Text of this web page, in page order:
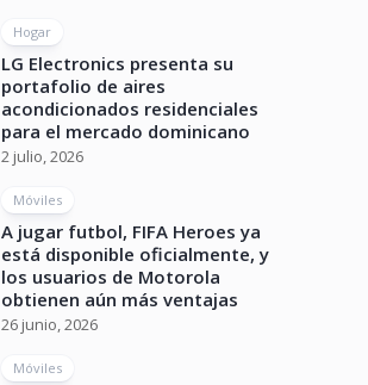
Hogar
LG Electronics presenta su
portafolio de aires
acondicionados residenciales
para el mercado dominicano
2 julio, 2026
Móviles
A jugar futbol, FIFA Heroes ya
está disponible oficialmente, y
los usuarios de Motorola
obtienen aún más ventajas
26 junio, 2026
Móviles